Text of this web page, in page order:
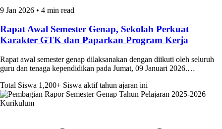
9 Jan 2026 • 4 min read
Rapat Awal Semester Genap, Sekolah Perkuat
Karakter GTK dan Paparkan Program Kerja
Rapat awal semester genap dilaksanakan dengan diikuti oleh seluruh
guru dan tenaga kependidikan pada Jumat, 09 Januari 2026.…
Total Siswa 1,200+ Siswa aktif tahun ajaran ini
Kurikulum